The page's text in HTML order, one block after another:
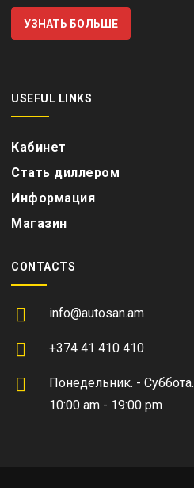
УЗНАТЬ БОЛЬШЕ
USEFUL LINKS
Кабинет
Стать диллером
Информация
Магазин
CONTACTS
info@autosan.am
+374 41 410 410
Понедельник. - Суббота.
10:00 am - 19:00 pm